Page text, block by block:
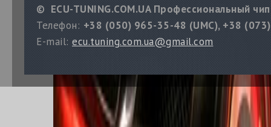
© ECU-TUNING.COM.UA Профессиональный
Телефон: +38 (050) 965-35-48 (UMC), +38
E-mail: ecu.tuning.com.ua@gmail.com